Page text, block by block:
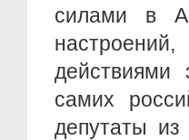
силами в
действиями
самих
депутаты